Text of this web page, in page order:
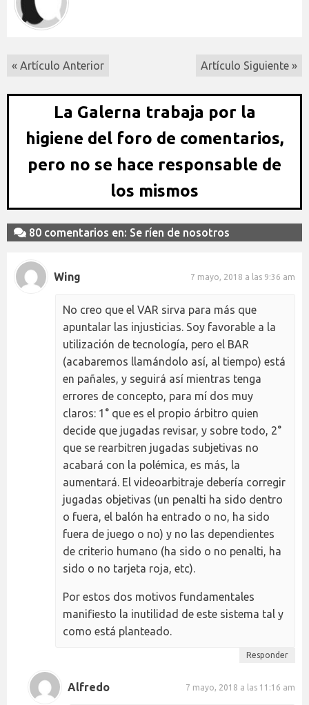
« Artículo Anterior Artículo Siguiente »
La Galerna trabaja por la
higiene del foro de comentarios,
pero no se hace responsable de
los mismos
80 comentarios en: Se ríen de nosotros
Wing 7 mayo, 2018 a las 9:36 am
No creo que el VAR sirva para más que
apuntalar las injusticias. Soy favorable a la
utilización de tecnología, pero el BAR
(acabaremos llamándolo así, al tiempo) está
en pañales, y seguirá así mientras tenga
errores de concepto, para mí dos muy
claros: 1° que es el propio árbitro quien
decide que jugadas revisar, y sobre todo, 2°
que se rearbitren jugadas subjetivas no
acabará con la polémica, es más, la
aumentará. El videoarbitraje debería corregir
jugadas objetivas (un penalti ha sido dentro
o fuera, el balón ha entrado o no, ha sido
fuera de juego o no) y no las dependientes
de criterio humano (ha sido o no penalti, ha
sido o no tarjeta roja, etc).
Por estos dos motivos fundamentales
manifiesto la inutilidad de este sistema tal y
como está planteado.
Responder
Alfredo 7 mayo, 2018 a las 11:16 am